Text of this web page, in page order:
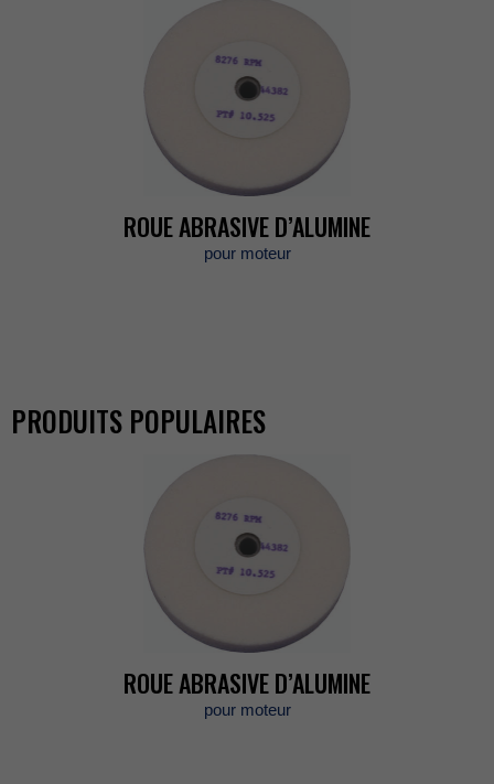
ROUEABRASIVED’ALUMINE
pourmoteur
PRODUITSPOPULAIRES
ROUEABRASIVED’ALUMINE
pourmoteur